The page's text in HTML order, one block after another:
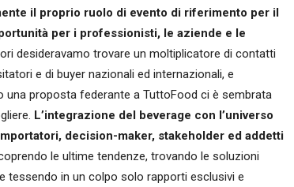
il proprio ruolo di evento di riferimento per il
per i professionisti, le aziende e le
desideravamo trovare un moltiplicatore di contatti
e di buyer nazionali ed internazionali, e
una proposta federante a TuttoFood ci è sembrata
L’integrazione del beverage con l’universo
decision-maker, stakeholder ed addetti
le ultime tendenze, trovando le soluzioni
tessendo in un colpo solo rapporti esclusivi e